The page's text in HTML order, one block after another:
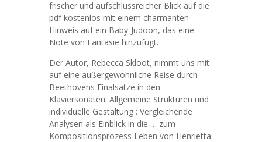
frischer und aufschlussreicher Blick auf die
pdf kostenlos mit einem charmanten
Hinweis auf ein Baby-Judoon, das eine
Note von Fantasie hinzufügt.
Der Autor, Rebecca Skloot, nimmt uns mit
auf eine außergewöhnliche Reise durch
Beethovens Finalsätze in den
Klaviersonaten: Allgemeine Strukturen und
individuelle Gestaltung : Vergleichende
Analysen als Einblick in die … zum
Kompositionsprozess Leben von Henrietta